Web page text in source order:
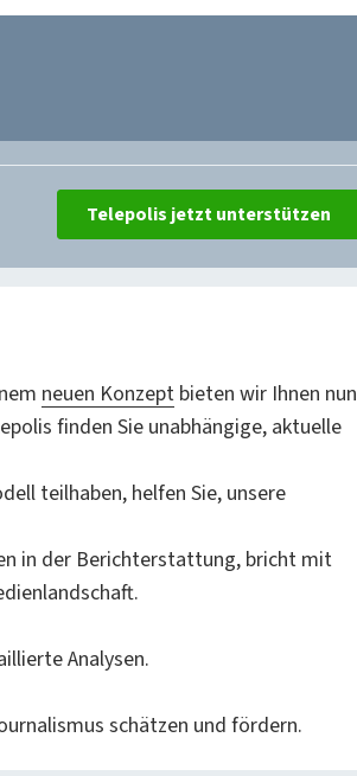
neuen Konzept bieten wir Ihnen nun
finden Sie unabhängige, aktuelle
teilhaben, helfen Sie, unsere
in der Berichterstattung, bricht mit
Analysen.
schätzen und fördern.